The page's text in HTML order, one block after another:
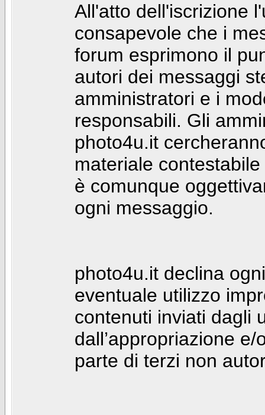
All'atto dell'iscrizione
consapevole che i
forum esprimono il
autori dei messaggi
amministratori e i
responsabili. Gli
photo4u.it
materiale
è comunque
ogni messaggio.
photo4u.it declina
eventuale utilizzo
contenuti inviati dagli
dall’appropriazione
parte di terzi non